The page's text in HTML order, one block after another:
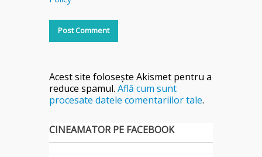
Acest site folosește Akismet pentru a
reduce spamul. Află cum sunt
procesate datele comentariilor tale.
CINEAMATOR PE FACEBOOK